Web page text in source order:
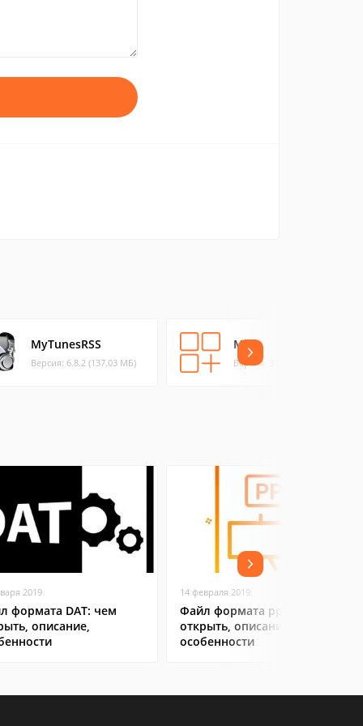
MyTunesRSS
Версия: 6.8.2 (137.03 МБ)
Mojo
Версия: 3.6.0 (2.54 МБ)
2019
формата DAT: чем
описание,
14 февраля 2019
Файл формата pptx: чем
открыть, описание,
особенности